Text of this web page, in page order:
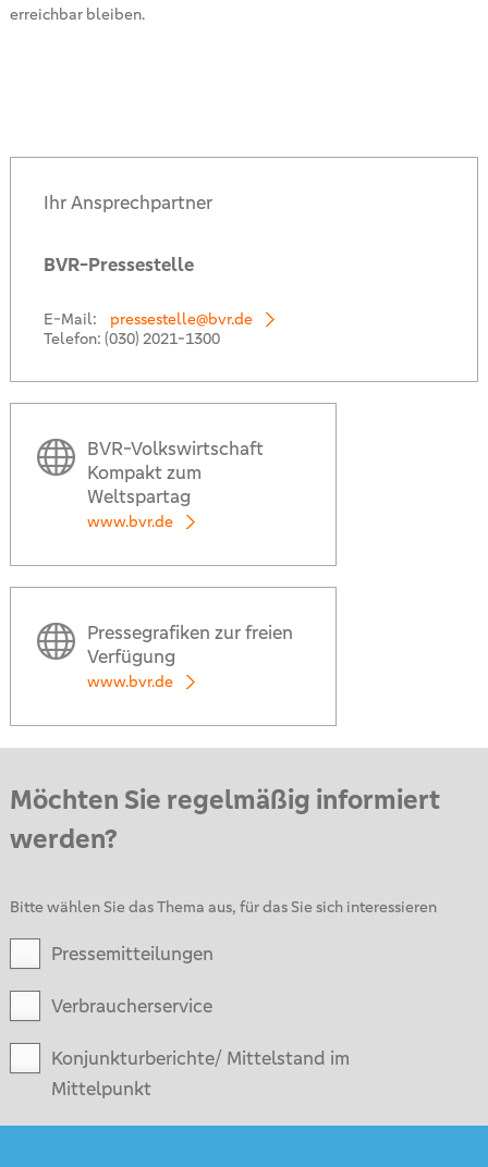
erreichbar bleiben.
Ihr Ansprechpartner
BVR-Pressestelle
E-Mail:
pressestelle@bvr.de
Telefon: (030) 2021-1300
BVR-Volkswirtschaft
Kompakt zum
Weltspartag
www.bvr.de
Pressegrafiken zur freien
Verfügung
www.bvr.de
Möchten Sie regelmäßig informiert
werden?
Bitte wählen Sie das Thema aus, für das Sie sich interessieren
Pressemitteilungen
Verbraucherservice
Konjunkturberichte/ Mittelstand im
Mittelpunkt